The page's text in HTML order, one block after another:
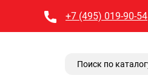
+7 (495) 019-90-54